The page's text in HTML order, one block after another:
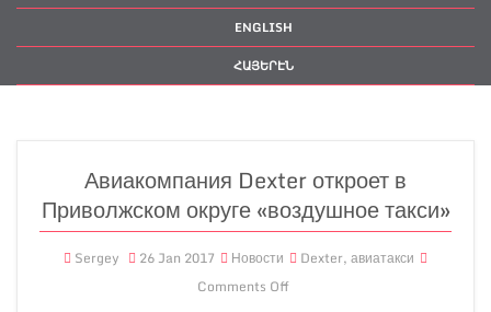
ENGLISH
ՀԱՅԵՐԷՆ
Авиакомпания Dexter откроет в
Приволжском округе «воздушное такси»
Sergey 26 Jan 2017 Новости Dexter, авиатакси
Comments Off